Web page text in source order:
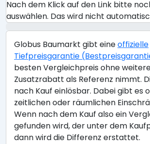
Nach dem Klick auf den Link bitte
auswählen. Das wird nicht
Globus Baumarkt gibt eineoffizielle
Tiefpreisgarantie
besten Vergleichpreis ohne
Zusatzrabatt als Referenz nimmt.
nach Kauf einlösbar. Dabei gibt es
zeitlichen oder räumlichen
Wenn nach dem Kauf also ein
gefunden wird, der unter dem
dann wird die Differenz erstattet.